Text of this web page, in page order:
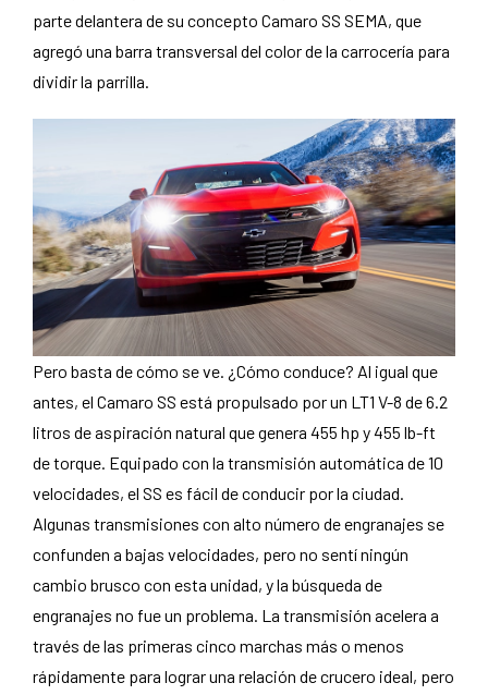
parte delantera de su concepto Camaro SS SEMA, que
agregó una barra transversal del color de la carrocería para
dividir la parrilla.
Pero basta de cómo se ve. ¿Cómo conduce? Al igual que
antes, el Camaro SS está propulsado por un LT1 V-8 de 6.2
litros de aspiración natural que genera 455 hp y 455 lb-ft
de torque. Equipado con la transmisión automática de 10
velocidades, el SS es fácil de conducir por la ciudad.
Algunas transmisiones con alto número de engranajes se
confunden a bajas velocidades, pero no sentí ningún
cambio brusco con esta unidad, y la búsqueda de
engranajes no fue un problema. La transmisión acelera a
través de las primeras cinco marchas más o menos
rápidamente para lograr una relación de crucero ideal, pero